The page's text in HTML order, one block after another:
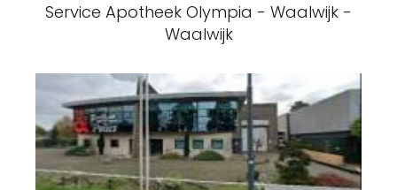
Service Apotheek Olympia - Waalwijk -
Waalwijk